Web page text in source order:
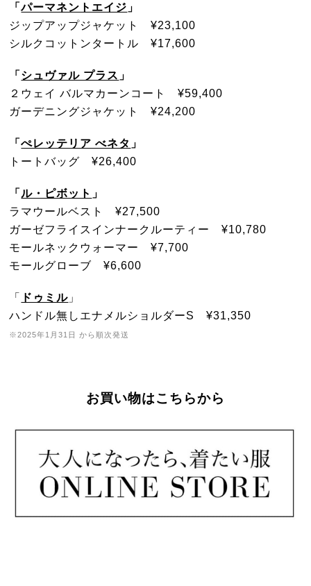
「パーマネントエイジ 」
ジップアップジャケット ¥23,100
シルクコットンタートル ¥17,600
「シュヴァル プラス 」
２ウェイ バルマカーンコート ¥59,400
ガーデニングジャケット ¥24,200
「ぺレッテリア べネタ 」
トートバッグ ¥26,400
「ル・ピボット 」
ラマウールベスト ¥27,500
ガーゼフライスインナークルーティー ¥10,780
モールネックウォーマー ¥7,700
モールグローブ ¥6,600
「 ドゥミル 」
ハンドル無しエナメルショルダーS ¥31,350
※2025年1月31日 から順次発送
お買い物はこちらから